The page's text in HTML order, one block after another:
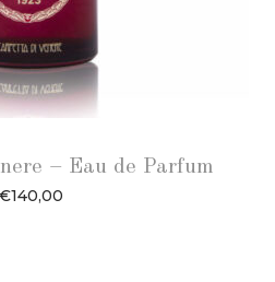
– Eau de Parfum
€140,00